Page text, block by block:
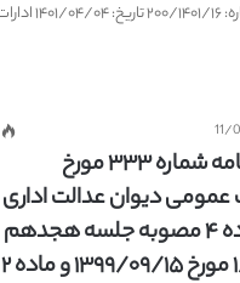
11/
ارسال تصویر دادنامه شماره ۳۳۳ مورخ
۲۰ هیأت عمومی دیوان عدالت اداری
متضمن ابطال ماده ۴ مصوبه جلسه هجدهم
به شماره ۱/۵۴۲۰۹ مورخ ۱۳۹۹/۰۹/۱۵ و ماده ۲